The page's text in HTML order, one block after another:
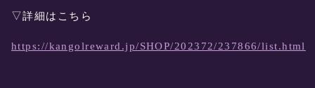
▽詳細はこちら
https://kangolreward.jp/SHOP/202372/237866/list.html